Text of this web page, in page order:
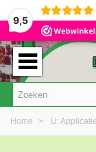
9,5
Home > U: